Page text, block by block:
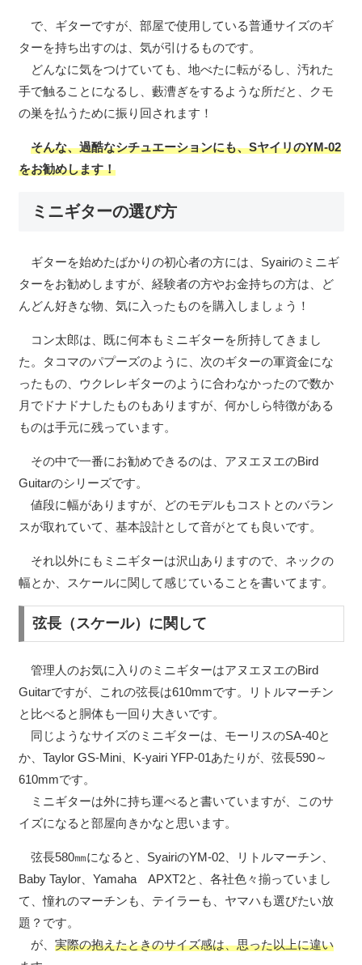
で、ギターですが、部屋で使用している普通サイズのギ
ターを持ち出すのは、気が引けるものです。
どんなに気をつけていても、地べたに転がるし、汚れた
手で触ることになるし、藪漕ぎをするような所だと、クモ
の巣を払うために振り回されます！
そんな、過酷なシチュエーションにも、SヤイリのYM-02
をお勧めします！
ミニギターの選び方
ギターを始めたばかりの初心者の方には、Syairiのミニギ
ターをお勧めしますが、経験者の方やお金持ちの方は、ど
んどん好きな物、気に入ったものを購入しましょう！
コン太郎は、既に何本もミニギターを所持してきまし
た。タコマのパプーズのように、次のギターの軍資金にな
ったもの、ウクレレギターのように合わなかったので数か
月でドナドナしたものもありますが、何かしら特徴がある
ものは手元に残っています。
その中で一番にお勧めできるのは、アヌエヌエのBird
Guitarのシリーズです。
値段に幅がありますが、どのモデルもコストとのバラン
スが取れていて、基本設計として音がとても良いです。
それ以外にもミニギターは沢山ありますので、ネックの
幅とか、スケールに関して感じていることを書いてます。
弦長（スケール）に関して
管理人のお気に入りのミニギターはアヌエヌエのBird
Guitarですが、これの弦長は610mmです。リトルマーチン
と比べると胴体も一回り大きいです。
同じようなサイズのミニギターは、モーリスのSA-40と
か、Taylor GS-Mini、K-yairi YFP-01あたりが、弦長590～
610mmです。
ミニギターは外に持ち運べると書いていますが、このサ
イズになると部屋向きかなと思います。
弦長580㎜になると、SyairiのYM-02、リトルマーチン、
Baby Taylor、Yamaha APXT2と、各社色々揃っていまし
て、憧れのマーチンも、テイラーも、ヤマハも選びたい放
題？です。
が、 実際の抱えたときのサイズ感は、思った以上に違い